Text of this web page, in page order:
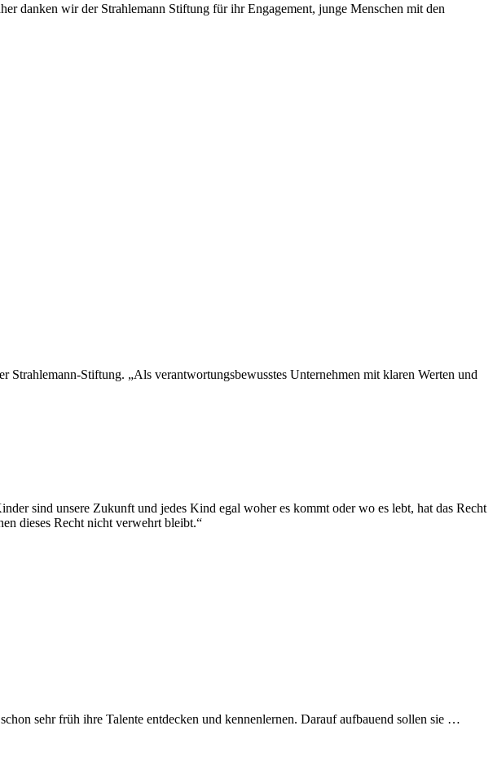
danken wir der Strahlemann Stiftung für ihr Engagement, junge Menschen mit den
Stiftung. „Als verantwortungsbewusstes Unternehmen mit klaren Werten und
sind unsere Zukunft und jedes Kind egal woher es kommt oder wo es lebt, hat das Recht
dieses Recht nicht verwehrt bleibt.“
sehr früh ihre Talente entdecken und kennenlernen. Darauf aufbauend sollen sie …